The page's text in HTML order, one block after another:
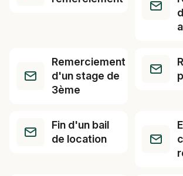
Remerciement
d'un stage de
3ème
Fin d'un bail
de location